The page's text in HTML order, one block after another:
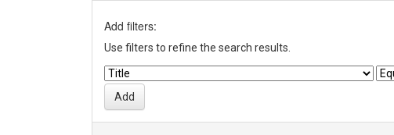
Add filters:
Use filters to refine the search results.